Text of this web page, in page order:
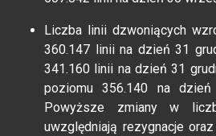
Liczba linii dzwoniących
360.147 linii na dzień 31
341.160 linii na dzień 31
poziomu 356.140 na
Powyższe zmiany w
uwzględniają rezygnacje